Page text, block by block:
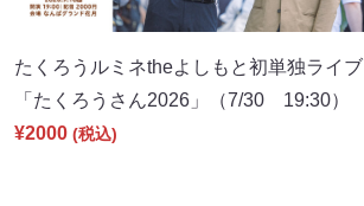
たくろうルミネtheよしもと初単独ライブ
「たくろうさん2026」（7/30 19:30）
¥2000 (税込)